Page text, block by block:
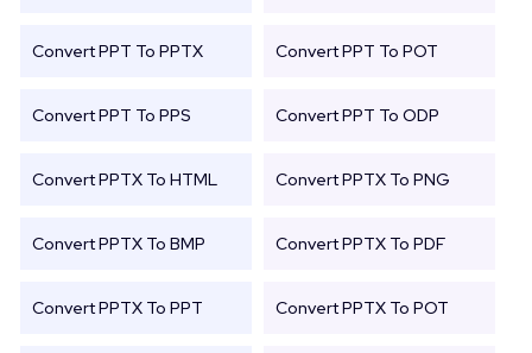
Convert PPT To PPTX Convert PPT To POT
Convert PPT To PPS Convert PPT To ODP
Convert PPTX To HTML Convert PPTX To PNG
Convert PPTX To BMP Convert PPTX To PDF
Convert PPTX To PPT Convert PPTX To POT